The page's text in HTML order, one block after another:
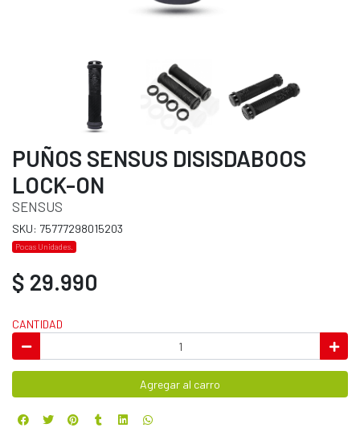
PUÑOS SENSUS DISISDABOOS
LOCK-ON
SENSUS
SKU: 75777298015203
Pocas Unidades.
$ 29.990
CANTIDAD
Agregar al carro